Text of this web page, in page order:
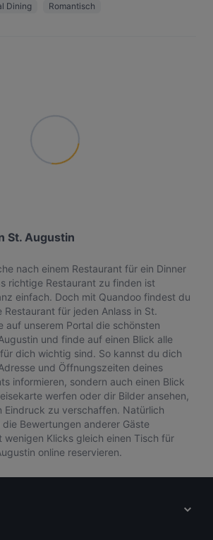
Dining Romantisch
St. Augustin
nach einem Restaurant für ein Dinner
richtige Restaurant zu finden ist
einfach. Doch mit Quandoo findest du
Restaurant für jeden Anlass in St.
auf unserem Portal die schönsten
und finde auf einen Blick alle
dich wichtig sind. So kannst du dich
und Öffnungszeiten deines
informieren, sondern auch einen Blick
werfen oder dir Bilder ansehen,
Eindruck zu verschaffen. Natürlich
Bewertungen anderer Gäste
wenigen Klicks gleich einen Tisch für
online reservieren.